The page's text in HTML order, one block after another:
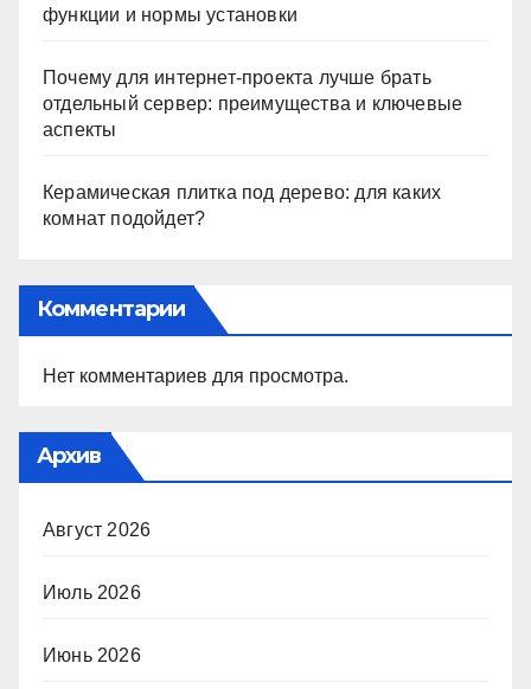
функции и нормы установки
Почему для интернет-проекта лучше брать
отдельный сервер: преимущества и ключевые
аспекты
Керамическая плитка под дерево: для каких
комнат подойдет?
Комментарии
Нет комментариев для просмотра.
Архив
Август 2026
Июль 2026
Июнь 2026